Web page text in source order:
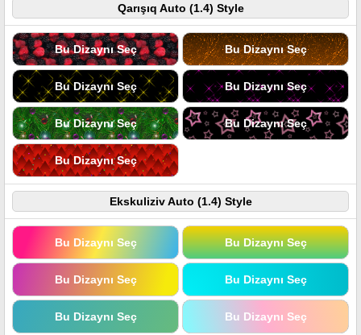
Qarışıq Auto (1.4) Style
Bu Dizaynı Seç Bu Dizaynı Seç
Bu Dizaynı Seç Bu Dizaynı Seç
Bu Dizaynı Seç Bu Dizaynı Seç
Bu Dizaynı Seç
Ekskuliziv Auto (1.4) Style
Bu Dizaynı Seç Bu Dizaynı Seç
Bu Dizaynı Seç Bu Dizaynı Seç
Bu Dizaynı Seç Bu Dizaynı Seç